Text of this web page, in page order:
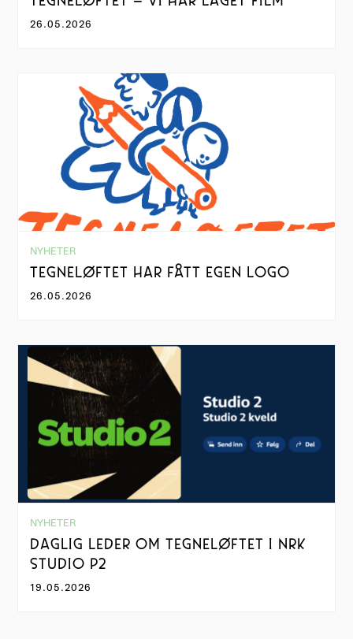
26.05.2026
NYHETER
TEGNELØFTET HAR FÅTT EGEN LOGO
26.05.2026
NYHETER
DAGLIG LEDER OM TEGNELØFTET I NRK
STUDIO P2
19.05.2026